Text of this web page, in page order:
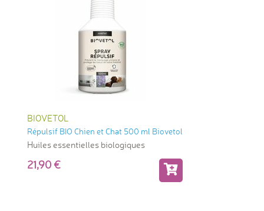
BIOVETOL
Répulsif BIO Chien et Chat 500 ml Biovetol
Huiles essentielles biologiques
21,90